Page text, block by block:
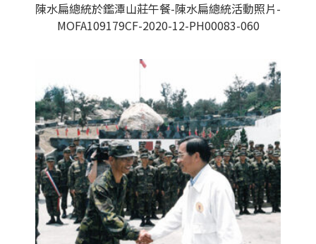
陳水扁總統於鑑潭山莊午餐-陳水扁總統活動照片-
MOFA109179CF-2020-12-PH00083-060